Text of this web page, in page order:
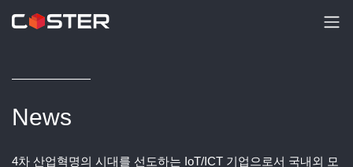
News
4차 산업혁명의 시대를 선도하는 IoT/ICT 기업으로서 국내외 모